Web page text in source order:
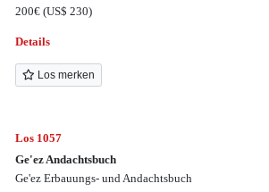
200€(US$ 230)
Details
Los merken
Los 1057
Ge'ez Andachtsbuch
Ge'ez Erbauungs- und Andachtsbuch